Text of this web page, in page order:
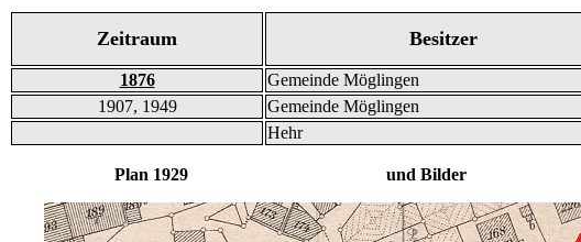
Zeitraum Besitzer
1876 Gemeinde Möglingen
1907, 1949
Gemeinde Möglingen
Hehr
Plan 1929 und Bilder